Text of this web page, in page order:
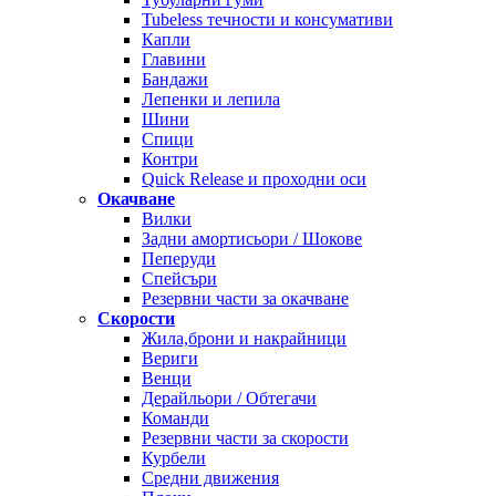
Tubeless течности и консумативи
Капли
Главини
Бандажи
Лепенки и лепила
Шини
Спици
Контри
Quick Release и проходни оси
Окачване
Вилки
Задни амортисьори / Шокове
Пеперуди
Спейсъри
Резервни части за окачване
Скорости
Жила,брони и накрайници
Вериги
Венци
Дерайльори / Обтегачи
Команди
Резервни части за скорости
Курбели
Средни движения